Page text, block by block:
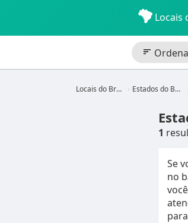
Locais
Locais do Brasil Estados do Brasil
1
Se
no